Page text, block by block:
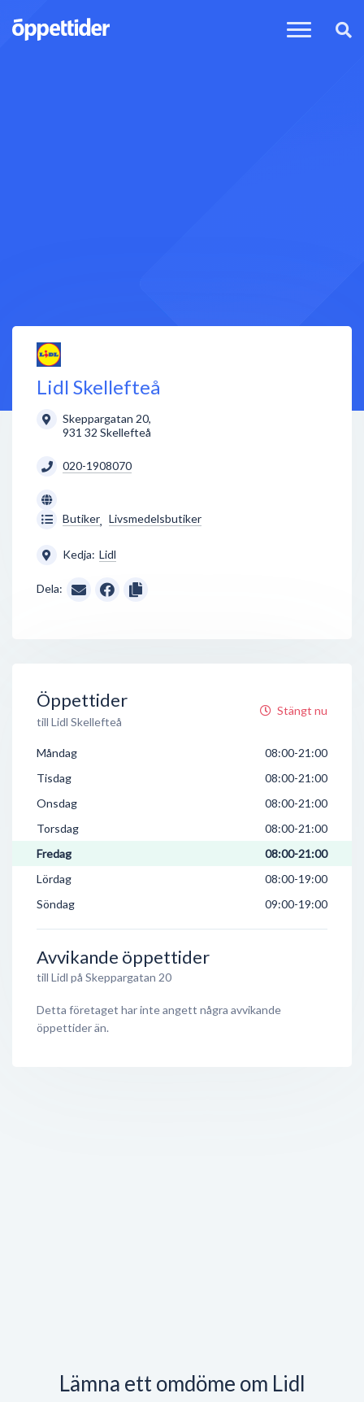
Lidl Skellefteå
Skeppargatan 20,
931 32 Skellefteå
020-1908070
Butiker, Livsmedelsbutiker
Kedja: Lidl
Dela:
Öppettider
till Lidl Skellefteå
Stängt nu
Måndag
08:00-21:00
Tisdag
08:00-21:00
Onsdag
08:00-21:00
Torsdag
08:00-21:00
Fredag
08:00-21:00
Lördag
08:00-19:00
Söndag
09:00-19:00
Avvikande öppettider
till Lidl på Skeppargatan 20
Detta företaget har inte angett några avvikande
öppettider än.
Lämna ett omdöme om Lidl